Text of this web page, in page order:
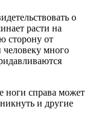
о
расти на
сторону от
много
ноги справа может
и другие